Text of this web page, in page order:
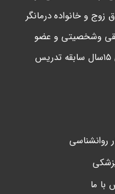
و خانواده درمانگر
وشخصيتی و عضو
هئيت علمی دانشگاه تربيت معلم و داراي ١٥سال سابقه تدريس
روانشناسی
با ما